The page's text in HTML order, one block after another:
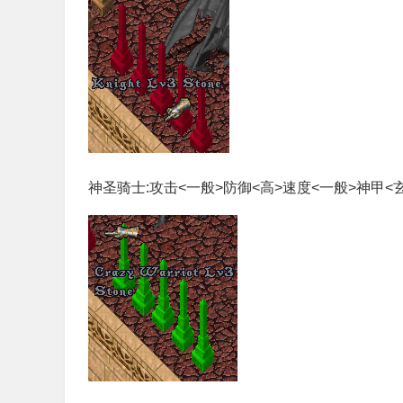
神圣骑士:攻击<一般>防御<高>速度<一般>神甲<